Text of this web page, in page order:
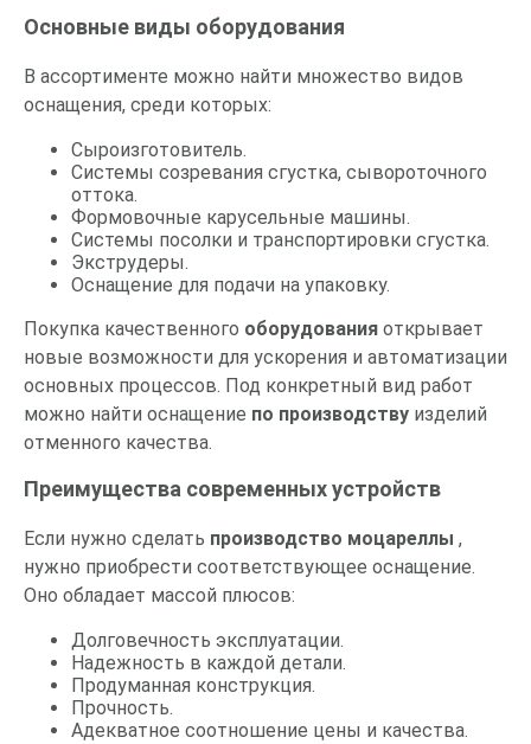
Основные виды оборудования
В ассортименте можно найти множество видов
оснащения, среди которых:
Сыроизготовитель.
Системы созревания сгустка, сывороточного
оттока.
Формовочные карусельные машины.
Системы посолки и транспортировки сгустка.
Экструдеры.
Оснащение для подачи на упаковку.
Покупка качественного оборудования открывает
новые возможности для ускорения и автоматизации
основных процессов. Под конкретный вид работ
можно найти оснащение по производству изделий
отменного качества.
Преимущества современных устройств
Если нужно сделать производство моцареллы ,
нужно приобрести соответствующее оснащение.
Оно обладает массой плюсов:
Долговечность эксплуатации.
Надежность в каждой детали.
Продуманная конструкция.
Прочность.
Адекватное соотношение цены и качества.